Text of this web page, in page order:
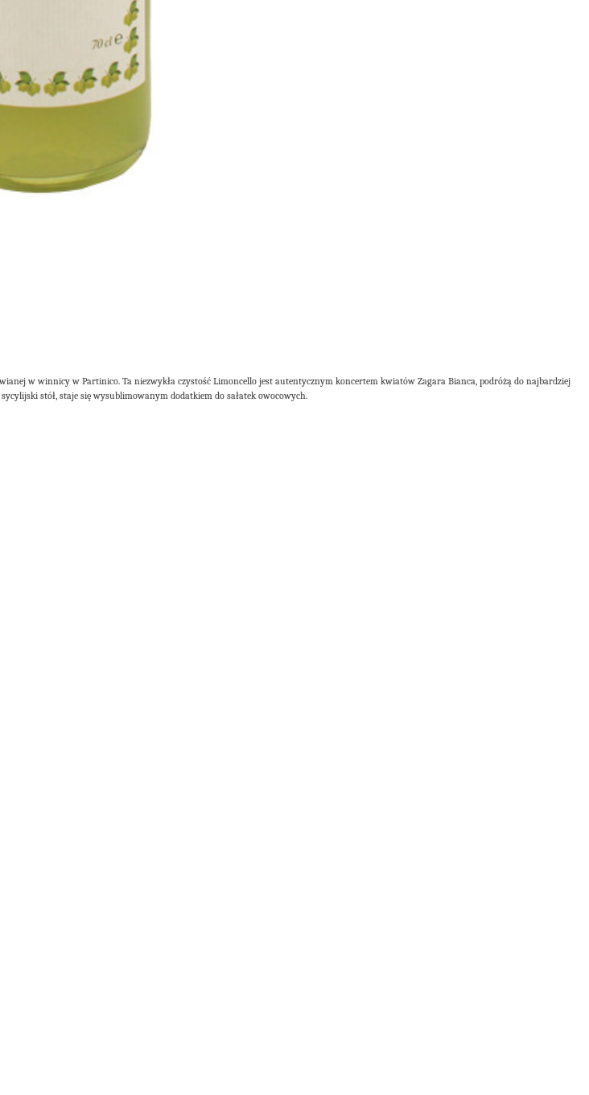
w winnicy w Partinico. Ta niezwykła czystość Limoncello jest autentycznym koncertem kwiatów Zagara Bianca, podróżą do najbardziej
stół, staje się wysublimowanym dodatkiem do sałatek owocowych.